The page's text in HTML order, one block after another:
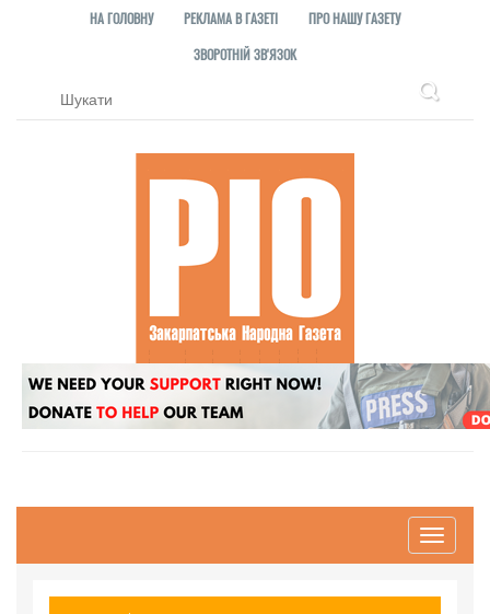
НА ГОЛОВНУ РЕКЛАМА В ГАЗЕТІ
ПРО НАШУ ГАЗЕТУ
ЗВОРОТНІЙ ЗВ'ЯЗОК
Toggle